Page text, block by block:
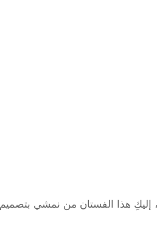
إليكِ هذا الفستان من نمشي بتصميم